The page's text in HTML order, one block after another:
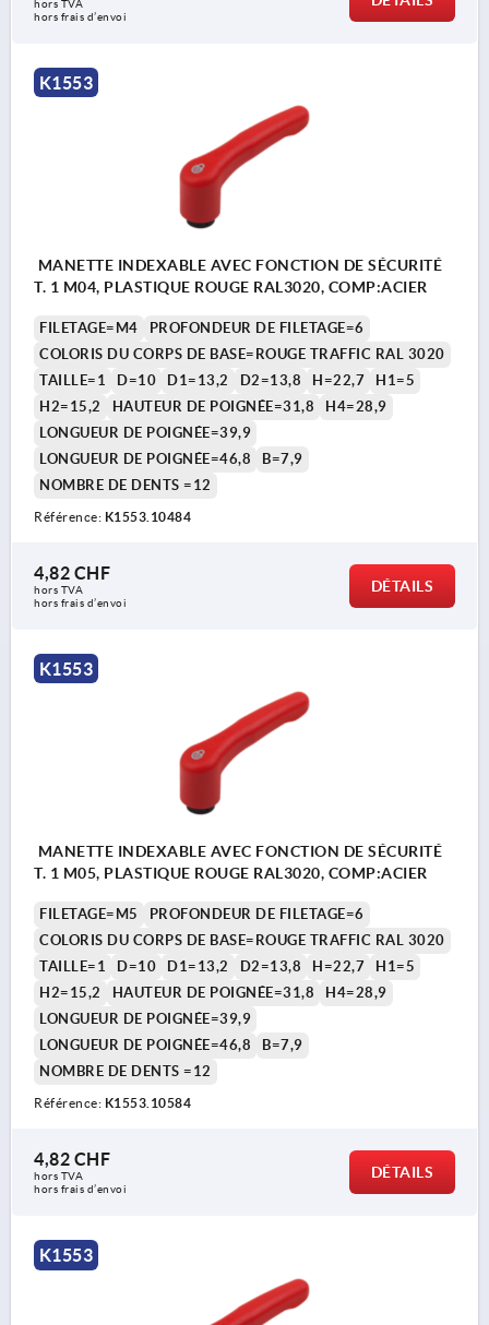
hors TVA
hors frais d’envoi
K1553
MANETTE INDEXABLE AVEC FONCTION DE SÉCURITÉ
T. 1 M04, PLASTIQUE ROUGE RAL3020, COMP:ACIER
FILETAGE=M4
PROFONDEUR DE FILETAGE=6
COLORIS DU CORPS DE BASE=ROUGE TRAFFIC RAL 3020
TAILLE=1
D=10 D1=13,2 D2=13,8 H=22,7
H1=5
H2=15,2
HAUTEUR DE POIGNÉE=31,8
H4=28,9
LONGUEUR DE POIGNÉE=39,9
LONGUEUR DE POIGNÉE=46,8
B=7,9
NOMBRE DE DENTS =12
Référence: K1553.10484
4,82 CHF
hors TVA
hors frais d’envoi
DÉTAILS
K1553
MANETTE INDEXABLE AVEC FONCTION DE SÉCURITÉ
T. 1 M05, PLASTIQUE ROUGE RAL3020, COMP:ACIER
FILETAGE=M5
PROFONDEUR DE FILETAGE=6
COLORIS DU CORPS DE BASE=ROUGE TRAFFIC RAL 3020
TAILLE=1
D=10 D1=13,2 D2=13,8 H=22,7
H1=5
H2=15,2
HAUTEUR DE POIGNÉE=31,8
H4=28,9
LONGUEUR DE POIGNÉE=39,9
LONGUEUR DE POIGNÉE=46,8
B=7,9
NOMBRE DE DENTS =12
Référence: K1553.10584
4,82 CHF
hors TVA
hors frais d’envoi
DÉTAILS
K1553